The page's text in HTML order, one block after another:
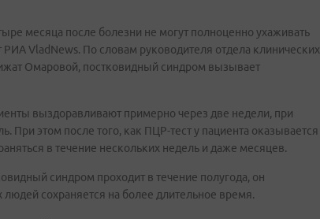
месяца после болезни не могут полноценно ухаживать
VladNews. По словам руководителя отдела клинических
Омаровой, постковидный синдром вызывает
выздоравливают примерно через две недели, при
этом после того, как ПЦР-тест у пациента оказывается
в течение нескольких недель и даже месяцев.
синдром проходит в течение полугода, он
людей сохраняется на более длительное время.